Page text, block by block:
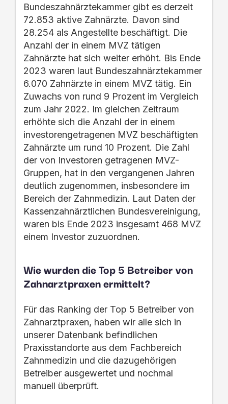
Bundeszahnärztekammer gibt es derzeit
72.853 aktive Zahnärzte. Davon sind
28.254 als Angestellte beschäftigt. Die
Anzahl der in einem MVZ tätigen
Zahnärzte hat sich weiter erhöht. Bis Ende
2023 waren laut Bundeszahnärztekammer
6.070 Zahnärzte in einem MVZ tätig. Ein
Zuwachs von rund 9 Prozent im Vergleich
zum Jahr 2022. Im gleichen Zeitraum
erhöhte sich die Anzahl der in einem
investorengetragenen MVZ beschäftigten
Zahnärzte um rund 10 Prozent. Die Zahl
der von Investoren getragenen MVZ-
Gruppen, hat in den vergangenen Jahren
deutlich zugenommen, insbesondere im
Bereich der Zahnmedizin. Laut Daten der
Kassenzahnärztlichen Bundesvereinigung,
waren bis Ende 2023 insgesamt 468 MVZ
einem Investor zuzuordnen.
Wie wurden die Top 5 Betreiber von
Zahnarztpraxenermittelt?
Für das Ranking der Top 5 Betreiber von
Zahnarztpraxen, haben wir alle sich in
unserer Datenbank befindlichen
Praxisstandorte aus dem Fachbereich
Zahnmedizin und die dazugehörigen
Betreiber ausgewertet und nochmal
manuell überprüft.